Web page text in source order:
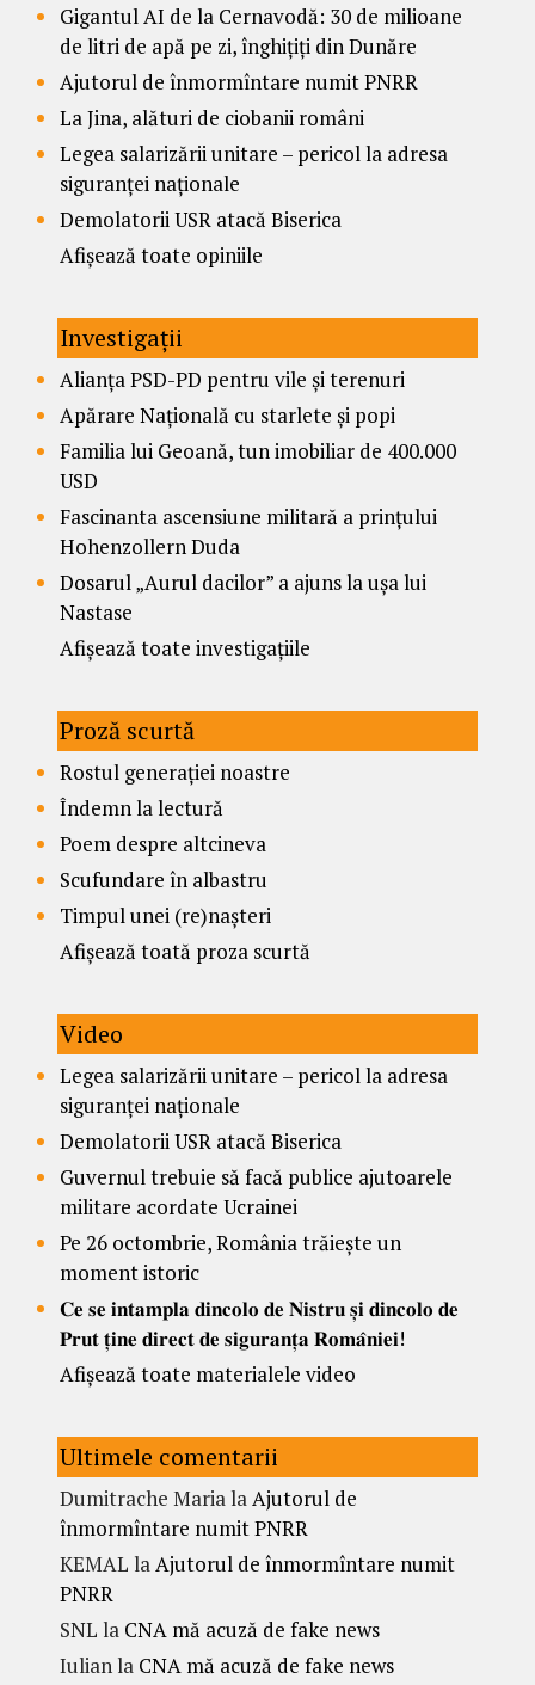
Gigantul AI de la Cernavodă: 30 de milioane
de litri de apă pe zi, înghițiți din Dunăre
Ajutorul de înmormîntare numit PNRR
La Jina, alături de ciobanii români
Legea salarizării unitare – pericol la adresa
siguranței naționale
Demolatorii USR atacă Biserica
Afișează toate opiniile
Investigații
Alianța PSD-PD pentru vile și terenuri
Apărare Națională cu starlete și popi
Familia lui Geoană, tun imobiliar de 400.000
USD
Fascinanta ascensiune militară a prințului
Hohenzollern Duda
Dosarul „Aurul dacilor” a ajuns la ușa lui
Nastase
Afișează toate investigațiile
Proză scurtă
Rostul generației noastre
Îndemn la lectură
Poem despre altcineva
Scufundare în albastru
Timpul unei (re)nașteri
Afișează toată proza scurtă
Video
Legea salarizării unitare – pericol la adresa
siguranței naționale
Demolatorii USR atacă Biserica
Guvernul trebuie să facă publice ajutoarele
militare acordate Ucrainei
Pe 26 octombrie, România trăiește un
moment istoric
𝐂𝐞 𝐬𝐞 𝐢𝐧𝐭𝐚𝐦𝐩𝐥𝐚 𝐝𝐢𝐧𝐜𝐨𝐥𝐨 𝐝𝐞 𝐍𝐢𝐬𝐭𝐫𝐮 𝐬̦𝐢 𝐝𝐢𝐧𝐜𝐨𝐥𝐨 𝐝𝐞
𝐏𝐫𝐮𝐭 𝐭̦𝐢𝐧𝐞 𝐝𝐢𝐫𝐞𝐜𝐭 𝐝𝐞 𝐬𝐢𝐠𝐮𝐫𝐚𝐧𝐭̦𝐚 𝐑𝐨𝐦𝐚̂𝐧𝐢𝐞𝐢!
Afișează toate materialele video
Ultimele comentarii
Dumitrache MarialaAjutorul de
înmormîntare numit PNRR
KEMAL laAjutorul de înmormîntare numit
PNRR
SNL la CNA mă acuză de fake news
Iulianla CNA mă acuză de fake news